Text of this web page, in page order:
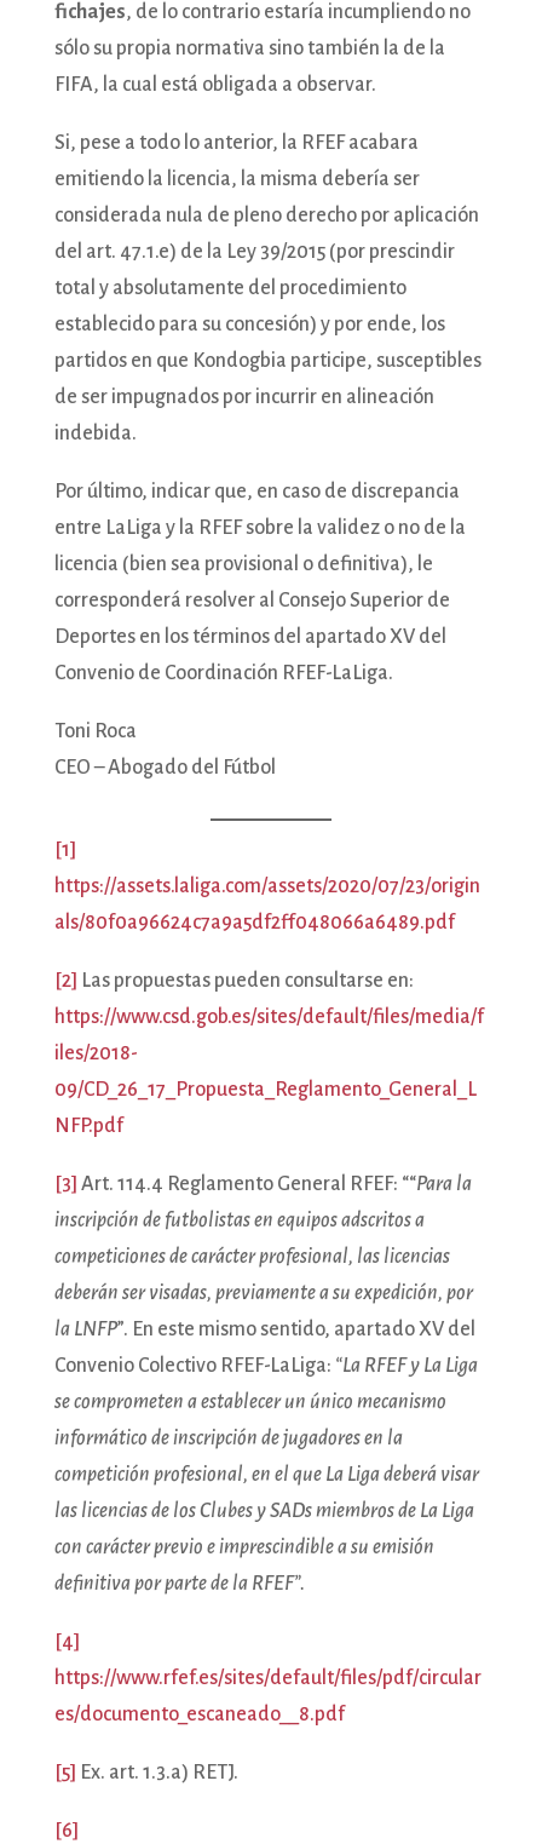
fichajes, de lo contrario estaría incumpliendo no
sólo su propia normativa sino también la de la
FIFA, la cual está obligada a observar.
Si, pese a todo lo anterior, la RFEF acabara
emitiendo la licencia, la misma debería ser
considerada nula de pleno derecho por aplicación
del art. 47.1.e) de la Ley 39/2015 (por prescindir
total y absolutamente del procedimiento
establecido para su concesión) y por ende, los
partidos en que Kondogbia participe, susceptibles
de ser impugnados por incurrir en alineación
indebida.
Por último, indicar que, en caso de discrepancia
entre LaLiga y la RFEF sobre la validez o no de la
licencia (bien sea provisional o definitiva), le
corresponderá resolver al Consejo Superior de
Deportes en los términos del apartado XV del
Convenio de Coordinación RFEF-LaLiga.
Toni Roca
CEO – Abogado del Fútbol
[1]
https://assets.laliga.com/assets/2020/07/23/origin
als/80f0a96624c7a9a5df2ff048066a6489.pdf
[2] Las propuestas pueden consultarse en:
https://www.csd.gob.es/sites/default/files/media/f
iles/2018-
09/CD_26_17_Propuesta_Reglamento_General_L
NFP.pdf
[3] Art. 114.4 Reglamento General RFEF: ““Para la
inscripción de futbolistas en equipos adscritos a
competiciones de carácter profesional, las licencias
deberán ser visadas, previamente a su expedición, por
la LNFP”. En este mismo sentido, apartado XV del
Convenio Colectivo RFEF-LaLiga: “La RFEF y La Liga
se comprometen a establecer un único mecanismo
informático de inscripción de jugadores en la
competición profesional, en el que La Liga deberá visar
las licencias de los Clubes y SADs miembros de La Liga
con carácter previo e imprescindible a su emisión
definitiva por parte de la RFEF”.
[4]
https://www.rfef.es/sites/default/files/pdf/circular
es/documento_escaneado__8.pdf
[5] Ex. art. 1.3.a) RETJ.
[6]